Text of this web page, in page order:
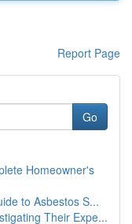
Report Page
Go
Homeowner's
to Asbestos S...
Their Expe...